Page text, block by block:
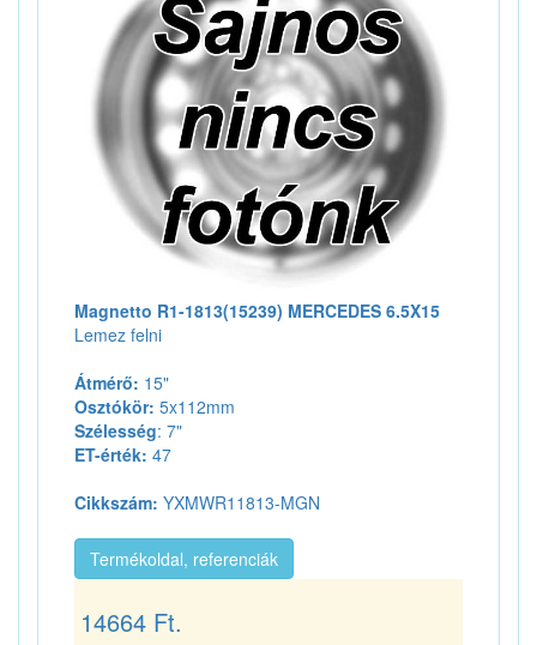
Magnetto R1-1813(15239) MERCEDES 6.5X15
Lemez felni
Átmérő: 15"
Osztókör: 5x112mm
Szélesség: 7"
ET-érték: 47
Cikkszám: YXMWR11813-MGN
Termékoldal, referenciák
14664 Ft.